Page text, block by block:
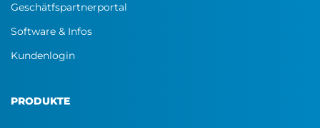
Geschätfspartnerportal
Software & Infos
Kundenlogin
PRODUKTE